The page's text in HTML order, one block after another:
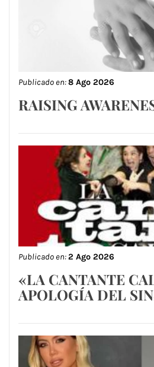
Publicado en:8 Ago 2026
RAISING
Publicado en:2 Ago 2026
«LA CANTANTE
APOLOGÍA DEL